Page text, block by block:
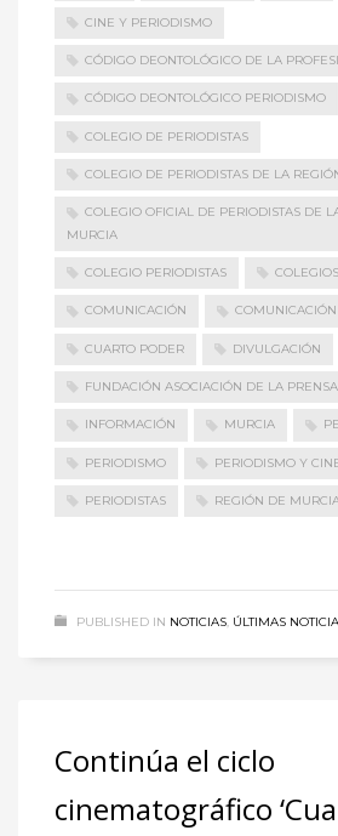
CINE Y PERIODISMO
CÓDIGO DEONTOLÓGICO DE LA
CÓDIGO DEONTOLÓGICO PERIODISMO
COLEGIO DE PERIODISTAS
COLEGIO DE PERIODISTAS DE LA
COLEGIO OFICIAL DE PERIODISTAS DE
MURCIA
COLEGIO PERIODISTAS
COMUNICACIÓN
CUARTO PODER DIVULGACIÓN
FUNDACIÓN ASOCIACIÓN DE LA PRENSA
INFORMACIÓN MURCIA
PERIODISMO PERIODISMO Y
PERIODISTAS REGIÓN DE
PUBLISHED IN NOTICIAS, ÚLTIMAS
Continúa el ciclo
cinematográfico